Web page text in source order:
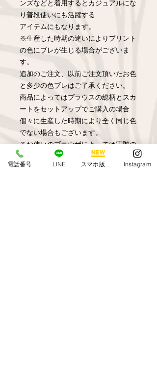
ンズなどと着用するとカジュアルにな
り普段使いにも活躍する
アイテムにもなります。
※生産した時期の違いによりプリント
の色にブレが生じる場合がございま
す。
追加のご注文、以前ご注文頂いたお色
と多少の色ブレはご了承ください。
商品によってはブラウスの総柄とスカ
ートをセットアップでご購入の場合
個々に生産した時期により全く同じ色
でない場合もございます。
※お使いのブラウザによっては実際の
お色と違いのある場合がございます。
ご了承ください。
電話番号 LINE Instagram